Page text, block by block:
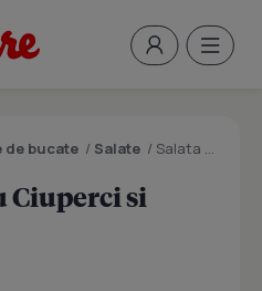
de bucate / Salate / Salata de Pui cu Ciuperci si Aguacate
Ciuperci si